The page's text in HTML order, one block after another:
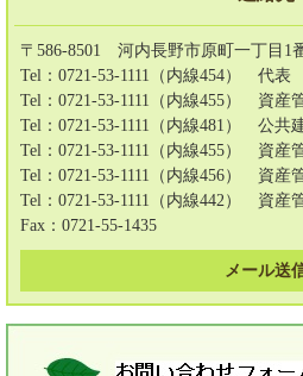
〒586-8501 河内長野市原町一丁目1
Tel：0721-53-1111（内線454）
代表
Tel：0721-53-1111（内線455）
資産
Tel：0721-53-1111（内線481）
公共
Tel：0721-53-1111（内線455）
資産
Tel：0721-53-1111（内線456）
資産
Tel：0721-53-1111（内線442）
資産
Fax：0721-55-1435
メール送